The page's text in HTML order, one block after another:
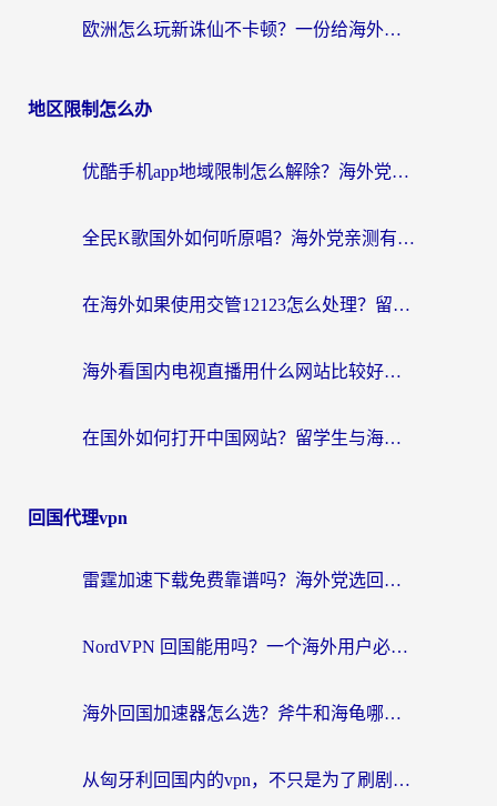
欧洲怎么玩新诛仙不卡顿？一份给海外游子的国服游戏畅玩指南
地区限制怎么办
优酷手机app地域限制怎么解除？海外党亲测有效的追剧方案
全民K歌国外如何听原唱？海外党亲测有效的回国加速器选择指南
在海外如果使用交管12123怎么处理？留学生亲测有效的回国加速方案
海外看国内电视直播用什么网站比较好？一篇解决你所有追剧难题的实用指南
在国外如何打开中国网站？留学生与海外华人的无缝访问指南
回国代理vpn
雷霆加速下载免费靠谱吗？海外党选回国加速器的避坑指南（附热门工具对比）
NordVPN 回国能用吗？一个海外用户必须面对的真实困境
海外回国加速器怎么选？斧牛和海龟哪个好？一篇帮你避开坑的实用指南
从匈牙利回国内的vpn，不只是为了刷剧那么简单